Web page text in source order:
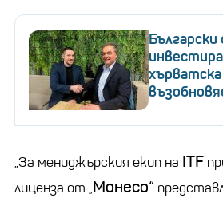
Български
„За мениджърския екип на ITF
лиценза от „Монесо“